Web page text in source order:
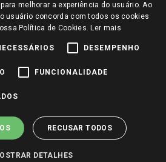
melhorar a experiência do usuário. Ao
usuário concorda com todos os cookies
Política de Cookies. Ler mais
DESEMPENHO
FUNCIONALIDADE
RECUSAR TODOS
DETALHES